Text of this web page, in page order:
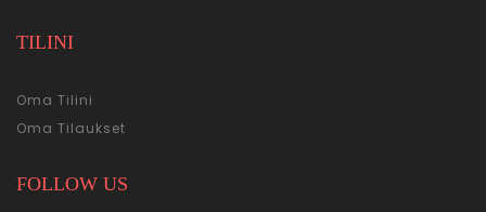
TILINI
Oma Tilini
Oma Tilaukset
FOLLOW US